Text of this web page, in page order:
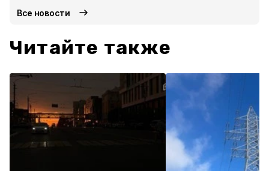
Все новости
Читайте также